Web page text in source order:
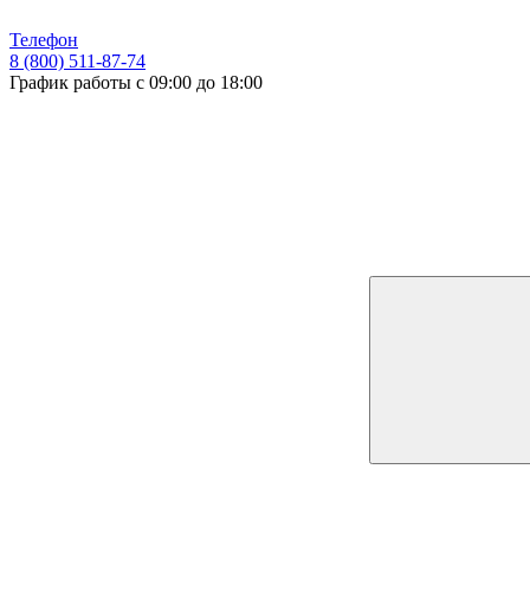
Телефон
8 (800) 511-87-74
График работы с 09:00 до 18:00